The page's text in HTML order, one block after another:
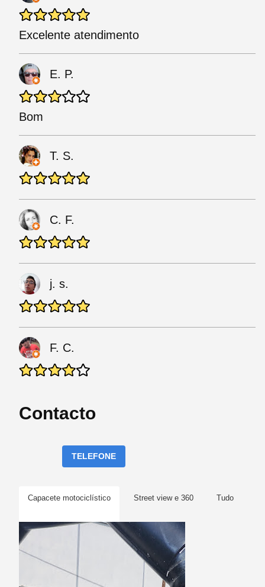
Excelente atendimento
E. P.
Bom
T. S.
C. F.
j. s.
F. C.
Contacto
TELEFONE
Capacete motociclístico Street view e 360 Tudo